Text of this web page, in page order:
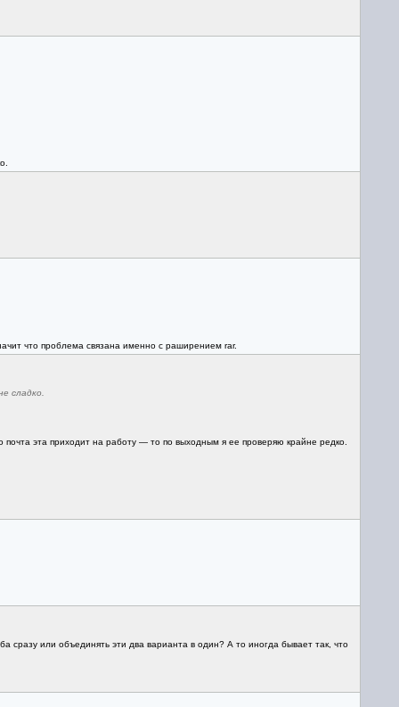
что проблема связана именно с раширением rar.
сладко.
эта приходит на работу — то по выходным я ее проверяю крайне редко.
сразу или объединять эти два варианта в один? А то иногда бывает так, что